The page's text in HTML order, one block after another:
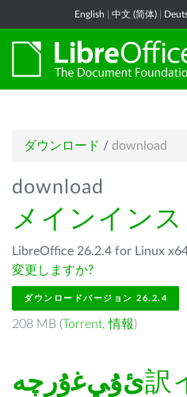
English 中文 (简体)
ダウンロード / download
download
メインイン
LibreOffice 26.2.4 for Linux
変更しますか?
ダウンロードバージョン 26.2.4
208 MB (Torrent,情報)
ﺉۇﻲﻏۇﺭچە訳